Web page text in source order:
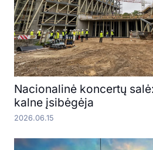
Nacionalinė koncertų
kalne įsibėgėja
2026.06.15